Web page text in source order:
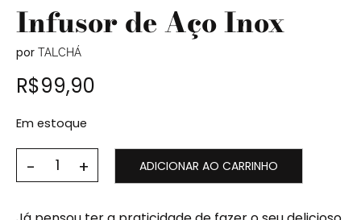
Infusor de Aço Inox
por TALCHÁ
R$99,90
Em estoque
ADICIONAR AO CARRINHO